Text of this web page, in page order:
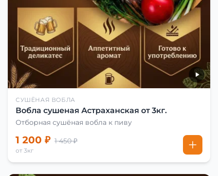
СУШЁНАЯ ВОБЛА
Вобла сушеная Астраханская от 3кг.
Отборная сушёная вобла к пиву
1 200 ₽ 1 450 ₽
от 3кг